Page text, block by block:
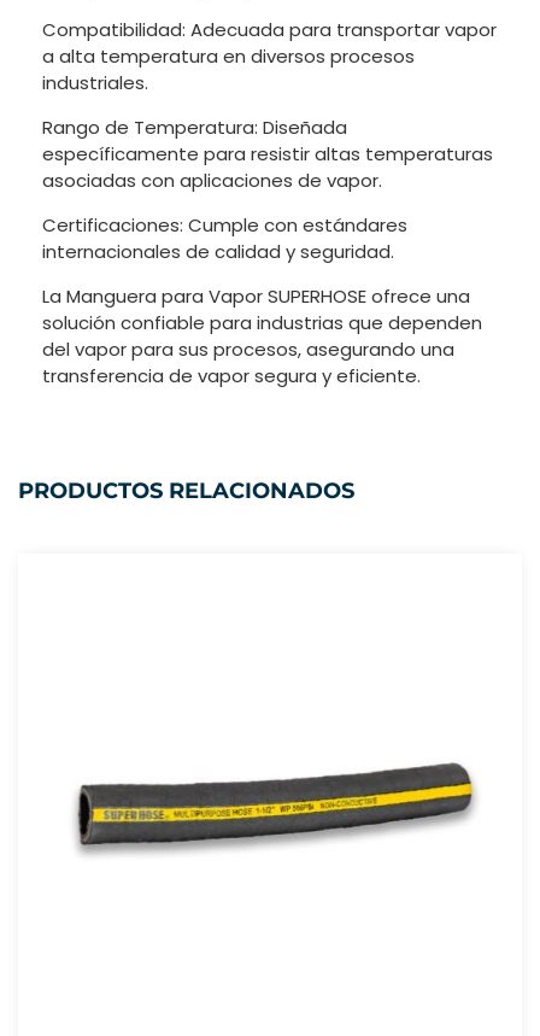
Compatibilidad: Adecuada para transportar vapor
a alta temperatura en diversos procesos
industriales.
Rango de Temperatura: Diseñada
específicamente para resistir altas temperaturas
asociadas con aplicaciones de vapor.
Certificaciones: Cumple con estándares
internacionales de calidad y seguridad.
La Manguera para Vapor SUPERHOSE ofrece una
solución confiable para industrias que dependen
del vapor para sus procesos, asegurando una
transferencia de vapor segura y eficiente.
PRODUCTOS RELACIONADOS